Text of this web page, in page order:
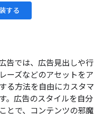
する
告では、広告見出しや行
ーズなどのアセットをア
る方法を自由にカスタマ
。広告のスタイルを自分
とで、コンテンツの邪魔